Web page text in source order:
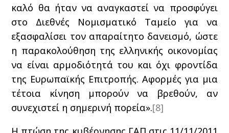
καλό θα ήταν να αναγκαστεί να προσφύγει
στο Διεθνές Νομισματικό Ταμείο για να
εξασφαλίσει τον απαραίτητο δανεισμό, ώστε
η παρακολούθηση της ελληνικής οικονομίας
να είναι αρμοδιότητά του και όχι φροντίδα
της Ευρωπαϊκής Επιτροπής. Αφορμές για μια
τέτοια κίνηση μπορούν να βρεθούν, αν
συνεχιστεί η σημερινή πορεία».[8]